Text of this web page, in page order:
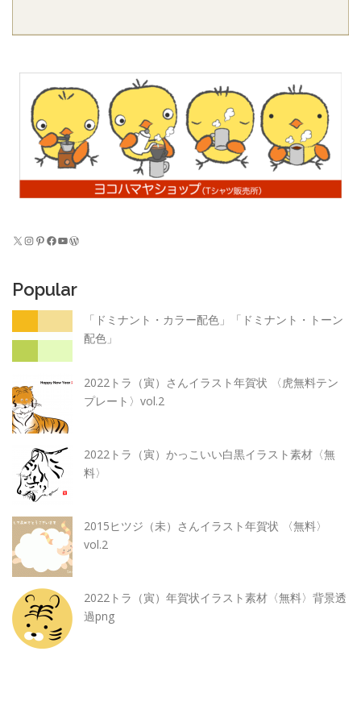
X Instagram Pinterest Facebook YouTube WordPress
Popular
「ドミナント・カラー配色」「ドミナント・トーン
配色」
2022トラ（寅）さんイラスト年賀状 〈虎無料テン
プレート〉vol.2
2022トラ（寅）かっこいい白黒イラスト素材〈無
料〉
2015ヒツジ（未）さんイラスト年賀状 〈無料〉
vol.2
2022トラ（寅）年賀状イラスト素材〈無料〉背景透
過png